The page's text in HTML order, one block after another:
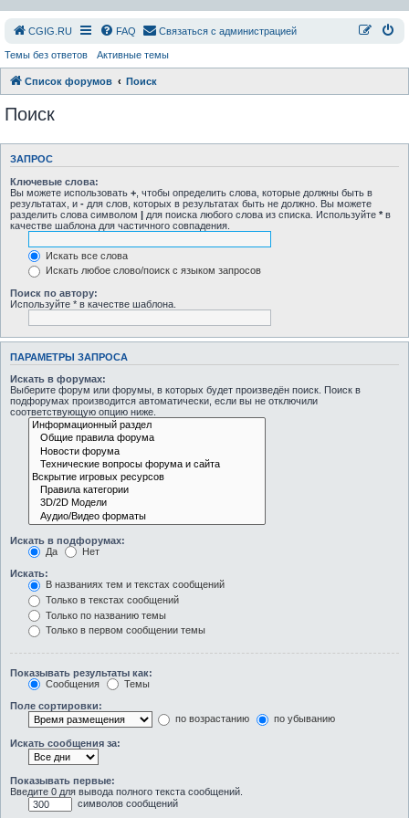
СGIG.RU FAQ Связаться с администрацией
Темы без ответов Активные темы
Список форумов Поиск
Поиск
ЗАПРОС
Ключевые слова:
Вы можете использовать + , чтобы определить слова, которые должны быть в
результатах, и - для слов, которых в результатах быть не должно. Вы можете
разделить слова символом | для поиска любого слова из списка. Используйте * в
качестве шаблона для частичного совпадения.
Искать все слова
Искать любое слово/поиск с языком запросов
Поиск по автору:
Используйте * в качестве шаблона.
ПАРАМЕТРЫ ЗАПРОСА
Искать в форумах:
Выберите форум или форумы, в которых будет произведён поиск. Поиск в
подфорумах производится автоматически, если вы не отключили
соответствующую опцию ниже.
Искать в подфорумах:
Да
Нет
Искать:
В названиях тем и текстах сообщений
Только в текстах сообщений
Только по названию темы
Только в первом сообщении темы
Показывать результаты как:
Сообщения
Темы
Поле сортировки:
по возрастанию
по убыванию
Искать сообщения за:
Показывать первые:
Введите 0 для вывода полного текста сообщений.
символов сообщений